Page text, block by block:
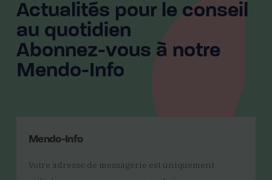
Actualités pour le conseil
au quotidien
Abonnez-vous à notre
Mendo-Info
Mendo-Info
Votre adresse de messagerie est uniquement